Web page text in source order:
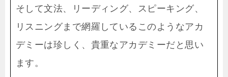
そして文法、リーディング、スピーキング、
リスニングまで網羅しているこのようなアカ
デミーは珍しく、貴重なアカデミーだと思い
ます。